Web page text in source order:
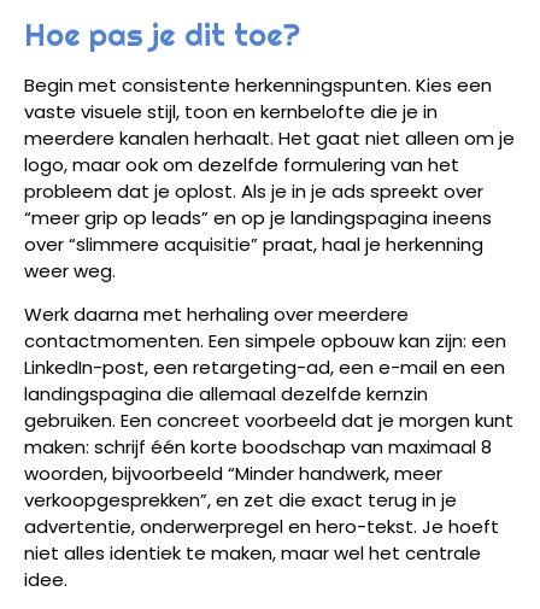
Hoe pas je dit toe?
Begin met consistente herkenningspunten. Kies een
vaste visuele stijl, toon en kernbelofte die je in
meerdere kanalen herhaalt. Het gaat niet alleen om je
logo, maar ook om dezelfde formulering van het
probleem dat je oplost. Als je in je ads spreekt over
“meer grip op leads” en op je landingspagina ineens
over “slimmere acquisitie” praat, haal je herkenning
weer weg.
Werk daarna met herhaling over meerdere
contactmomenten. Een simpele opbouw kan zijn: een
LinkedIn-post, een retargeting-ad, een e-mail en een
landingspagina die allemaal dezelfde kernzin
gebruiken. Een concreet voorbeeld dat je morgen kunt
maken: schrijf één korte boodschap van maximaal 8
woorden, bijvoorbeeld “Minder handwerk, meer
verkoopgesprekken”, en zet die exact terug in je
advertentie, onderwerpregel en hero-tekst. Je hoeft
niet alles identiek te maken, maar wel het centrale
idee.